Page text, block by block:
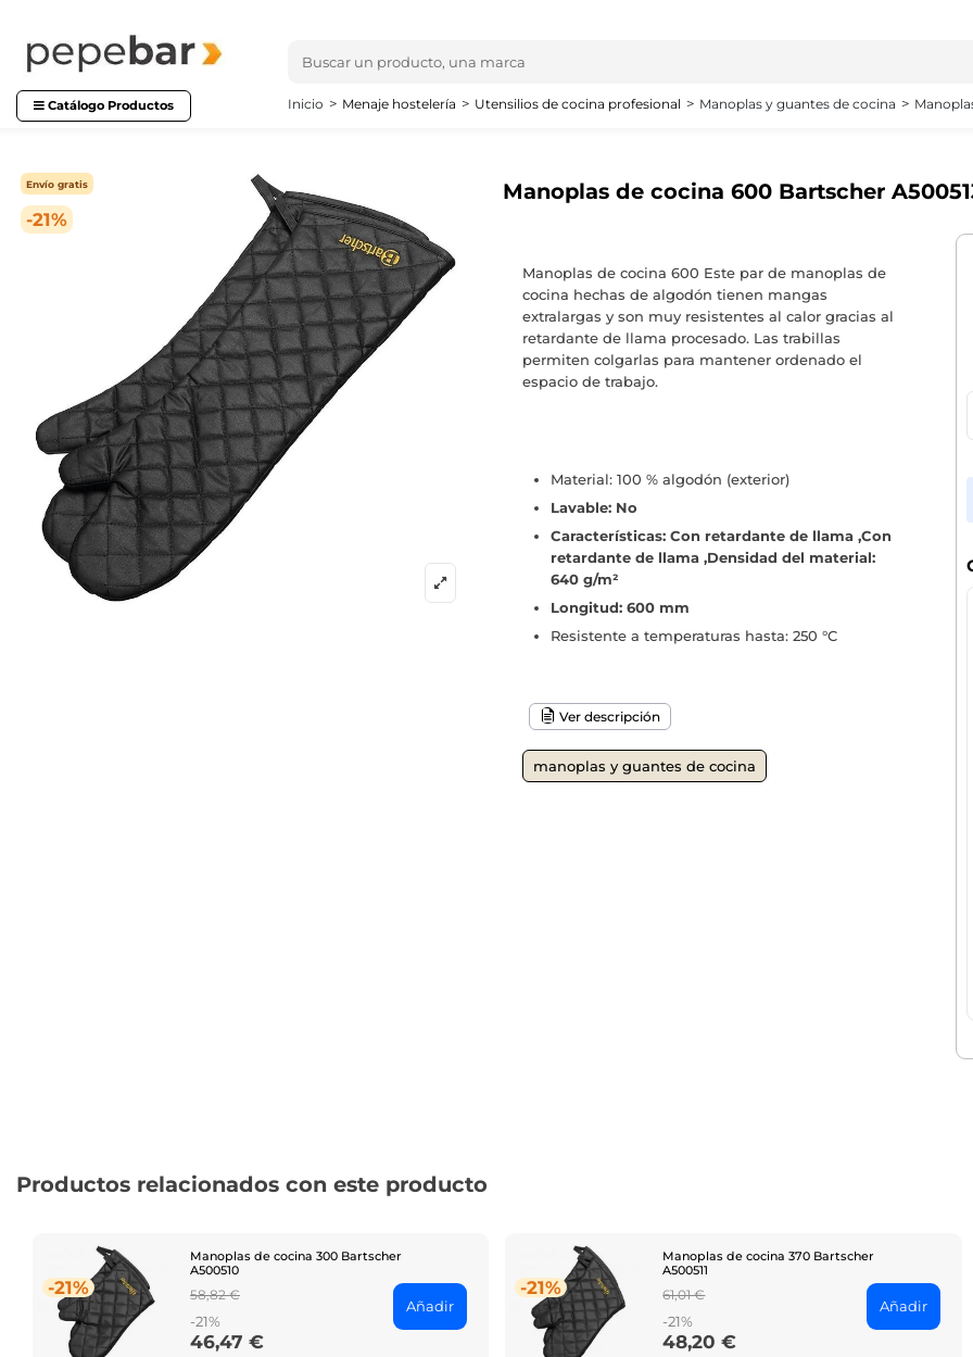
Catálogo Productos Inicio Menaje hostelería Utensilios de cocina profesional Manoplas y guantes de cocina
-21%
Envío gratis Manoplas de cocina 600 Bartscher
Manoplas de cocina 600 Este par de manoplas de
cocina hechas de algodón tienen mangas
extralargas y son muy resistentes al calor gracias al
retardante de llama procesado. Las trabillas
permiten colgarlas para mantener ordenado el
espacio de trabajo.
Material: 100 % algodón (exterior)
Lavable: No
Características: Con retardante de llama ,Con
retardante de llama ,Densidad del material:
640 g/m²
Longitud: 600 mm
Resistente a temperaturas hasta: 250 °C
Ver descripción
manoplas y guantes de cocina
Productos relacionados con este producto
-21%
Manoplas de cocina 300 Bartscher
A500510
Regular
price
58,82 €
-21%
Price
46,47 €
Añadir
-21%
Manoplas de cocina 370 Bartscher
A500511
Regular
price
61,01 €
-21%
Price
48,20 €
Añadir